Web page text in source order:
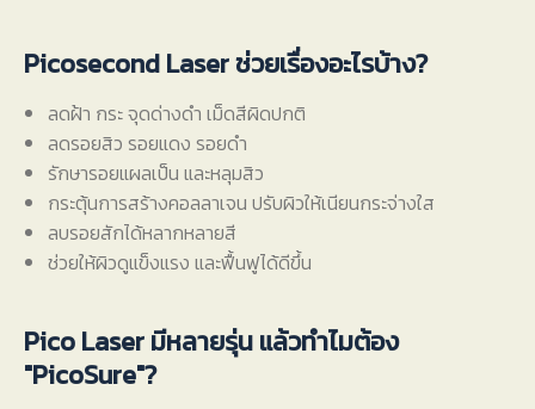
Picosecond Laser ช่วยเรื่องอะไรบ้าง?
ลดฝ้า กระ จุดด่างดำ เม็ดสีผิดปกติ
ลดรอยสิว รอยแดง รอยดำ
รักษารอยแผลเป็น และหลุมสิว
กระตุ้นการสร้างคอลลาเจน ปรับผิวให้เนียนกระจ่างใส
ลบรอยสักได้หลากหลายสี
ช่วยให้ผิวดูแข็งแรง และฟื้นฟูได้ดีขึ้น
Pico Laser มีหลายรุ่น แล้วทำไมต้อง
"PicoSure"?